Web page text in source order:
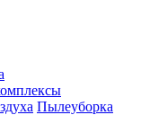
Пылеуборка